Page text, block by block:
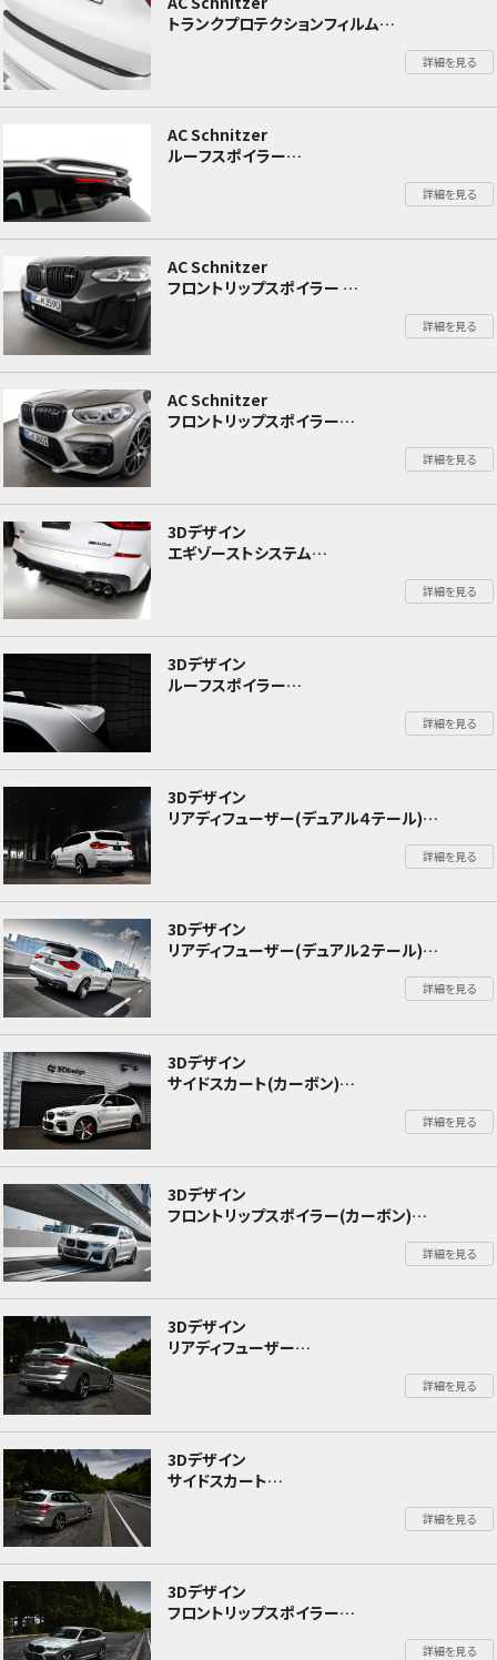
トランクプロテクションフィルム
詳細を見る
AC Schnitzer
ルーフスポイラー
詳細を見る
AC Schnitzer
フロントリップスポイラー
詳細を見る
AC Schnitzer
フロントリップスポイラー
詳細を見る
3Dデザイン
エギゾーストシステム
詳細を見る
3Dデザイン
ルーフスポイラー
詳細を見る
3Dデザイン
リアディフューザー(デュアル４テール)
詳細を見る
3Dデザイン
リアディフューザー(デュアル２テール)
詳細を見る
3Dデザイン
サイドスカート(カーボン)
詳細を見る
3Dデザイン
フロントリップスポイラー(カーボン)
詳細を見る
3Dデザイン
リアディフューザー
詳細を見る
3Dデザイン
サイドスカート
詳細を見る
3Dデザイン
フロントリップスポイラー
詳細を見る